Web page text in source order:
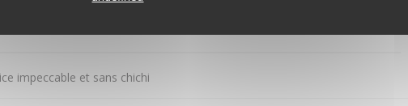
impeccable et sans chichi